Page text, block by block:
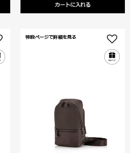
カートに入れる
特設ページで詳細を見る